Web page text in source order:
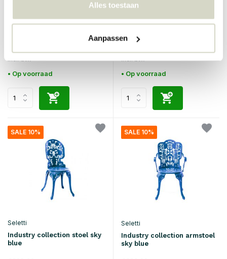
Alles toestaan
Aanpassen
Industry collection armstoel
€290,70
• Op voorraad
Seletti
Industry collection tafel
€412,20
• Op voorraad
SALE 10%
Seletti
Industry collection stoel sky
blue
SALE 10%
Seletti
Industry collection armstoel
sky blue